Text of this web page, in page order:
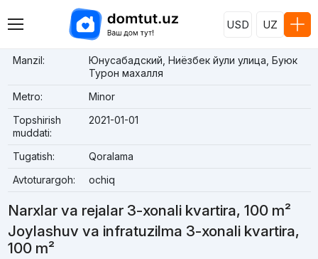
USD UZ
Manzil:
Юнусабадский, Ниёзбек йули улица, Буюк
Турон махалля
Metro:
Minor
Topshirish
muddati:
2021-01-01
Tugatish:
Qoralama
Avtoturargoh:
ochiq
Narxlar va rejalar 3-xonali kvartira, 100 m²
Joylashuv va infratuzilma 3-xonali kvartira,
100 m²